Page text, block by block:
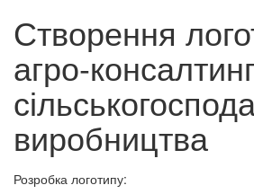
Створення
агро-
виробництва
Розробка логотипу: